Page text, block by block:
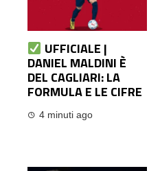
UFFICIALE |
DANIEL MALDINI È
DEL CAGLIARI: LA
FORMULA E LE CIFRE
4 minuti ago